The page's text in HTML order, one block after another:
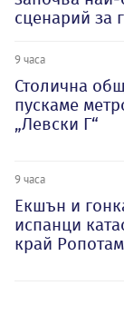
сценарий за
9 часа
Столична
пускаме
„Левски Г“
9 часа
Екшън и
испанци
край